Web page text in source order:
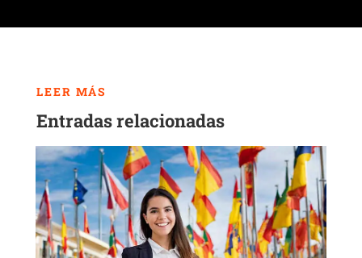
LEER MÁS
Entradas relacionadas